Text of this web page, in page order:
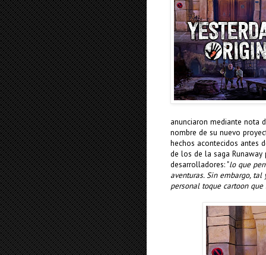
anunciaron mediante nota
nombre de su nuevo
hechos acontecidos antes
de los de la saga
desarrolladores: "lo que
aventuras. Sin embargo,
personal toque cartoon